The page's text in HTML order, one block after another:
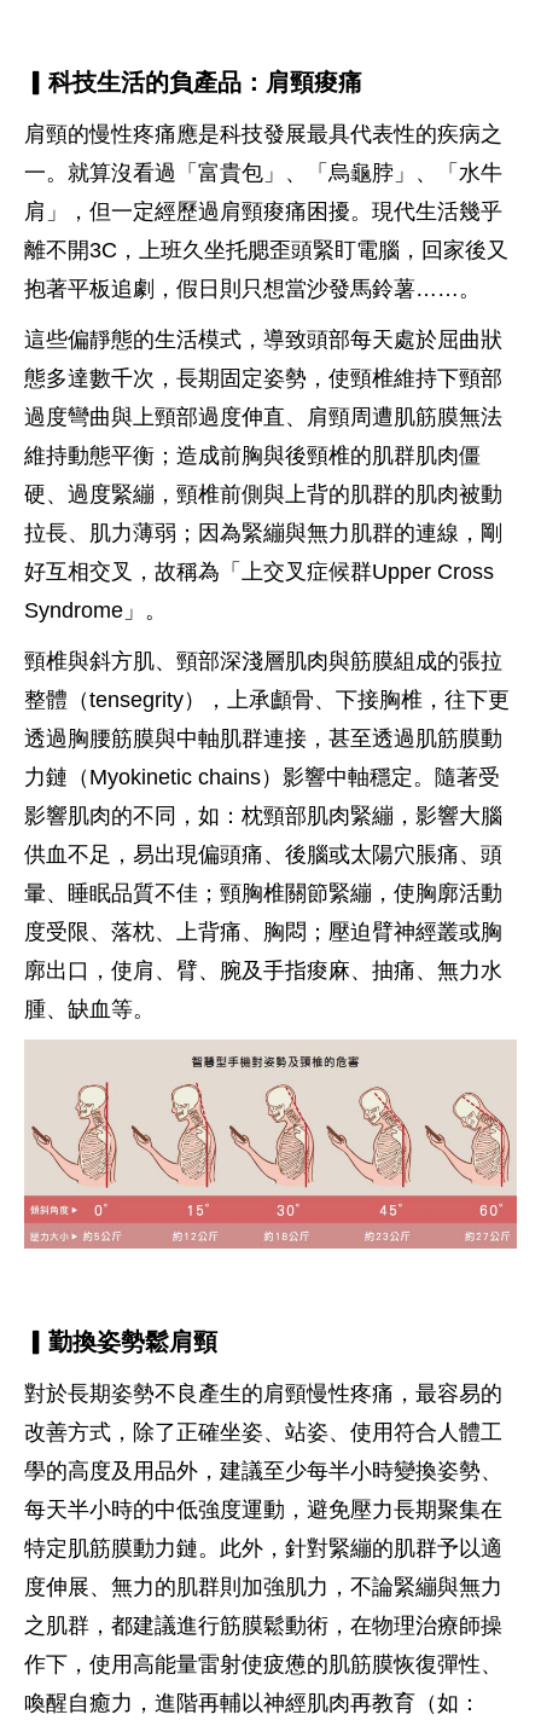
▎科技生活的負產品：肩頸痠痛
肩頸的慢性疼痛應是科技發展最具代表性的疾病之
一。就算沒看過「富貴包」、「烏龜脖」、「水牛
肩」，但一定經歷過肩頸痠痛困擾。現代生活幾乎
離不開3C，上班久坐托腮歪頭緊盯電腦，回家後又
抱著平板追劇，假日則只想當沙發馬鈴薯……。
這些偏靜態的生活模式，導致頭部每天處於屈曲狀
態多達數千次，長期固定姿勢，使頸椎維持下頸部
過度彎曲與上頸部過度伸直、肩頸周遭肌筋膜無法
維持動態平衡；造成前胸與後頸椎的肌群肌肉僵
硬、過度緊繃，頸椎前側與上背的肌群的肌肉被動
拉長、肌力薄弱；因為緊繃與無力肌群的連線，剛
好互相交叉，故稱為「上交叉症候群Upper Cross
Syndrome」。
頸椎與斜方肌、頸部深淺層肌肉與筋膜組成的張拉
整體（tensegrity），上承顱骨、下接胸椎，往下更
透過胸腰筋膜與中軸肌群連接，甚至透過肌筋膜動
力鏈（Myokinetic chains）影響中軸穩定。隨著受
影響肌肉的不同，如：枕頸部肌肉緊繃，影響大腦
供血不足，易出現偏頭痛、後腦或太陽穴脹痛、頭
暈、睡眠品質不佳；頸胸椎關節緊繃，使胸廓活動
度受限、落枕、上背痛、胸悶；壓迫臂神經叢或胸
廓出口，使肩、臂、腕及手指痠麻、抽痛、無力水
腫、缺血等。
▎勤換姿勢鬆肩頸
對於長期姿勢不良產生的肩頸慢性疼痛，最容易的
改善方式，除了正確坐姿、站姿、使用符合人體工
學的高度及用品外，建議至少每半小時變換姿勢、
每天半小時的中低強度運動，避免壓力長期聚集在
特定肌筋膜動力鏈。此外，針對緊繃的肌群予以適
度伸展、無力的肌群則加強肌力，不論緊繃與無力
之肌群，都建議進行筋膜鬆動術，在物理治療師操
作下，使用高能量雷射使疲憊的肌筋膜恢復彈性、
喚醒自癒力，進階再輔以神經肌肉再教育（如：